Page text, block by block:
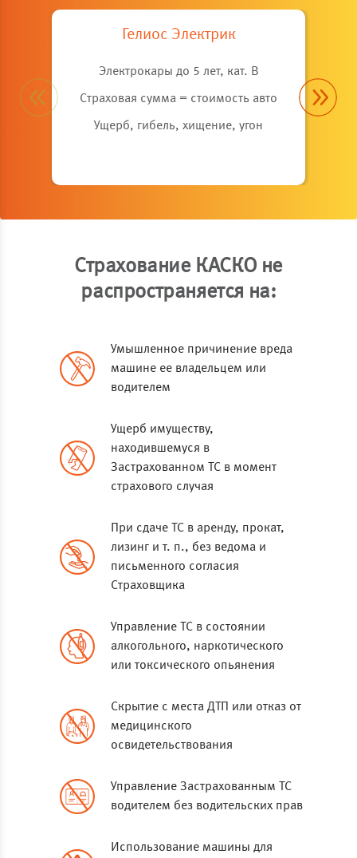
Гелиос Электрик
Электрокары до 5 лет, кат. B
Страховая сумма = стоимость авто
Ущерб, гибель, хищение, угон
Страхование КАСКО не
распространяется на:
Умышленное причинение вреда
машине ее владельцем или
водителем
Ущерб имуществу,
находившемуся в
Застрахованном ТС в момент
страхового случая
При сдаче ТС в аренду, прокат,
лизинг и т. п., без ведома и
письменного согласия
Страховщика
Управление ТС в состоянии
алкогольного, наркотического
или токсического опьянения
Скрытие с места ДТП или отказ от
медицинского
освидетельствования
Управление Застрахованным ТС
водителем без водительских прав
Использование машины для